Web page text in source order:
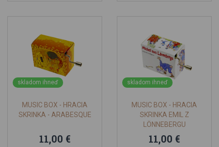
skladom ihneď
MUSIC BOX - HRACIA
SKRINKA - ARABESQUE
11,00 €
skladom ihneď
MUSIC BOX - HRACIA
SKRINKA EMIL Z
LÖNNEBERGU
11,00 €